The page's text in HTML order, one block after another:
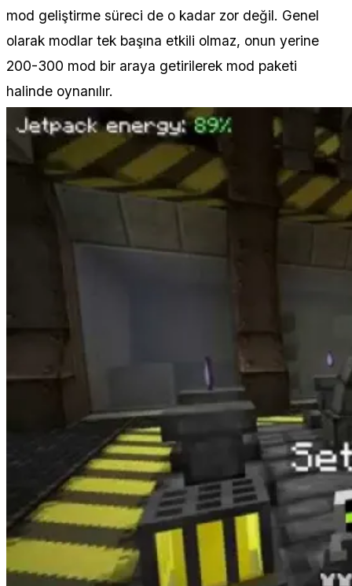
mod geliştirme süreci de o kadar zor değil. Genel
olarak modlar tek başına etkili olmaz, onun yerine
200-300 mod bir araya getirilerek mod paketi
halinde oynanılır.